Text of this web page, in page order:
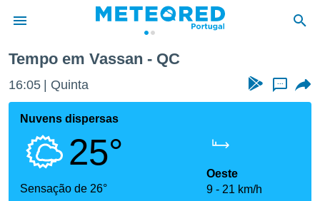
da
foi
fornecidas
a este
Tempo em Vassan - QC
16:05 Quinta ...
Nuvens dispersas
25°
Sensação de 26°
Oeste
9
21 km/h